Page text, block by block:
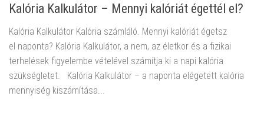
Kalória Kalkulátor – Mennyi kalóriát égettél el?
Kalória Kalkulátor Kalória számláló. Mennyi kalóriát égetsz
el naponta? Kalória Kalkulátor, a nem, az életkor és a fizikai
terhelések figyelembe vételével számítja ki a napi kalória
szükségletet. Kalória Kalkulátor – a naponta elégetett kalória
mennyiség kiszámítása...